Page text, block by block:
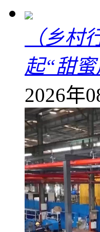
（乡村
起“甜
2026年